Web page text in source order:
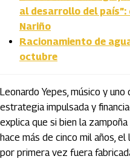
al desarrollo del país”:
Nariño
Racionamiento de
octubre
Leonardo Yepes, músico y
estrategia impulsada y
explica que si bien la
hace más de cinco mil años,
por primera vez fuera